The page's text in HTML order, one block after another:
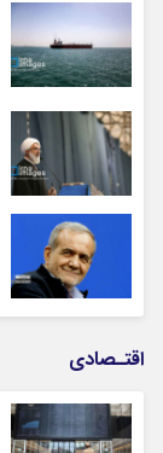
اقتـصادی